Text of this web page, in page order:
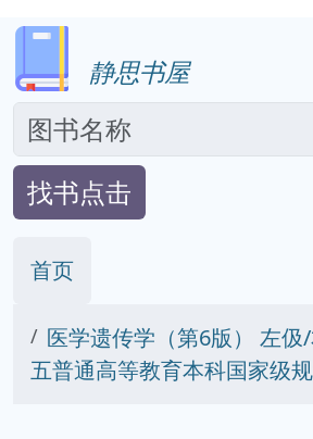
静思书屋
找书点击
首页
医学遗传学（第6版） 左
五普通高等教育本科国家级